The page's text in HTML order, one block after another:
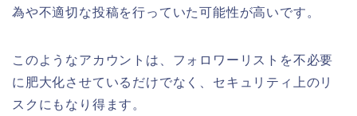
為や不適切な投稿を行っていた可能性が高いです。
このようなアカウントは、フォロワーリストを不必要
に肥大化させているだけでなく、セキュリティ上のリ
スクにもなり得ます。